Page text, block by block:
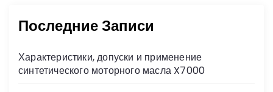
Последние Записи
Характеристики, допуски и применение
синтетического моторного масла X7000